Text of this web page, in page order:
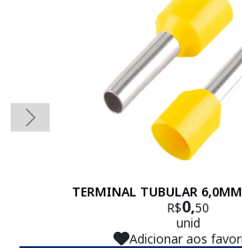
TERMINAL TUBULAR
R$0,50
unid
Adicionar aos